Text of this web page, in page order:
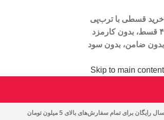
خرید قسطی با ترب‌پی
۴ قسط، بدون کارمزد
بدون ضامن، بدون سود
Skip to main content
رایگان برای تمام سفارش‌های بالای 5 میلون تومان